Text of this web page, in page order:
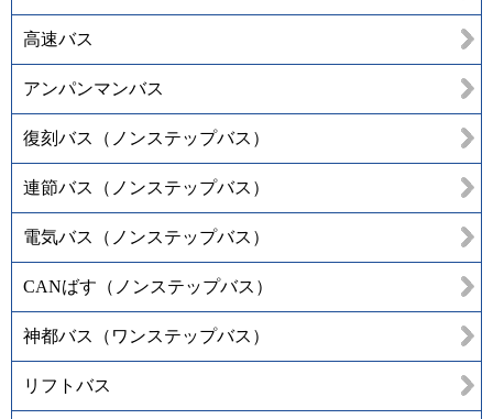
高速バス
アンパンマンバス
復刻バス（ノンステップバス）
連節バス（ノンステップバス）
電気バス（ノンステップバス）
CANばす（ノンステップバス）
神都バス（ワンステップバス）
リフトバス